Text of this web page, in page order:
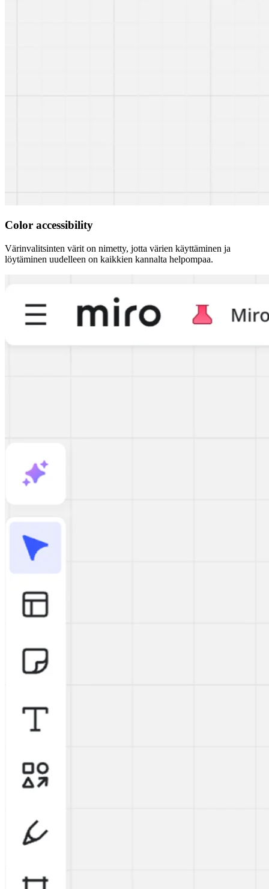
Color accessibility
Värinvalitsinten värit on nimetty, jotta värien käyttäminen ja
löytäminen uudelleen on kaikkien kannalta helpompaa.